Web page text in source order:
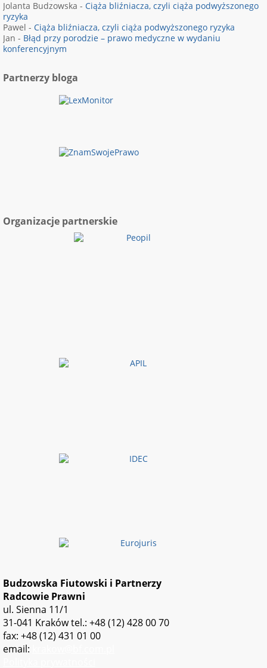
Jolanta Budzowska - Ciąża bliźniacza, czyli ciąża podwyższonego
ryzyka
Pawel - Ciąża bliźniacza, czyli ciąża podwyższonego ryzyka
Jan - Błąd przy porodzie – prawo medyczne w wydaniu
konferencyjnym
Partnerzy bloga
Organizacje partnerskie
Budzowska Fiutowski i Partnerzy
Radcowie Prawni
ul. Sienna 11/1
31-041 Krakówtel.: +48 (12) 428 00 70
fax: +48 (12) 431 01 00
email: